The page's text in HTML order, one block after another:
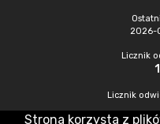
2026-
Licznik
Licznik
Strona korzysta z